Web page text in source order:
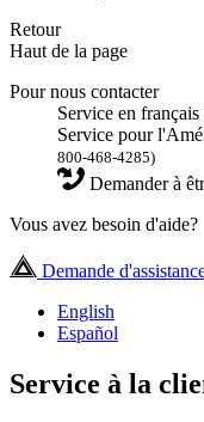
Retour
Haut de la page
Pour nous contacter
Service en
Service pour
800-468-4285)
Demander à
Vous avez besoin d'aide?
Demande
English
Español
Service à la